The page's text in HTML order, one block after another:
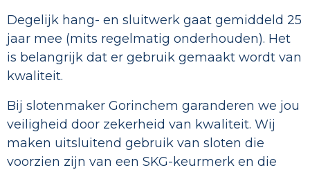
Degelijk hang- en sluitwerk gaat gemiddeld 25
jaar mee (mits regelmatig onderhouden). Het
is belangrijk dat er gebruik gemaakt wordt van
kwaliteit.
Bij slotenmaker Gorinchem garanderen we jou
veiligheid door zekerheid van kwaliteit. Wij
maken uitsluitend gebruik van sloten die
voorzien zijn van een SKG-keurmerk en die